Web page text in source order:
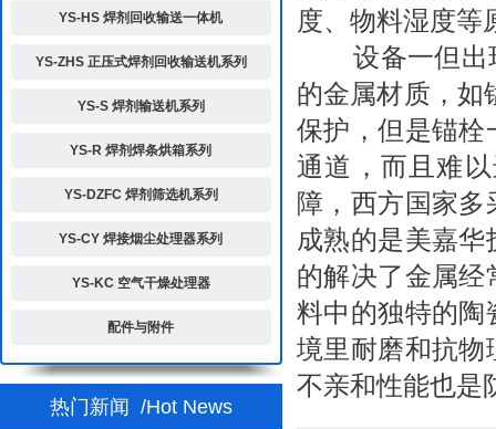
YS-HS 焊剂回收输送一体机
YS-ZHS 正压式焊剂回收输送机系列
YS-S 焊剂输送机系列
YS-R 焊剂焊条烘箱系列
YS-DZFC 焊剂筛选机系列
YS-CY 焊接烟尘处理器系列
YS-KC 空气干燥处理器
配件与附件
热门新闻 /Hot News
度、物料湿度等
设备一但出现
的金属材质，如
保护，但是锚栓
通道，而且难
障，西方国家
成熟的是美嘉
的解决了金属
料中的独特的陶
境里耐磨和抗物
不亲和性能也是